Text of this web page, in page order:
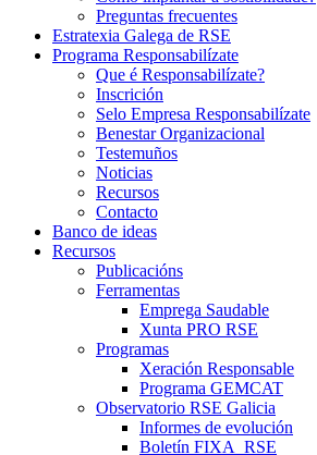
Preguntas frecuentes
Estratexia Galega de RSE
Programa Responsabilízate
Que é Responsabilízate?
Inscrición
Selo Empresa Responsabilízate
Benestar Organizacional
Testemuños
Noticias
Recursos
Contacto
Banco de ideas
Recursos
Publicacións
Ferramentas
Emprega Saudable
Xunta PRO RSE
Programas
Xeración Responsable
Programa GEMCAT
Observatorio RSE Galicia
Informes de evolución
Boletín FIXA_RSE